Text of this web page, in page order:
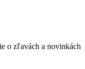
o zľavách a novinkách